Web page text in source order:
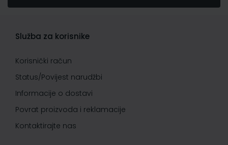
Služba za korisnike
Korisnički račun
Status/Povijest narudžbi
Informacije o dostavi
Povrat proizvoda i reklamacije
Kontaktirajte nas